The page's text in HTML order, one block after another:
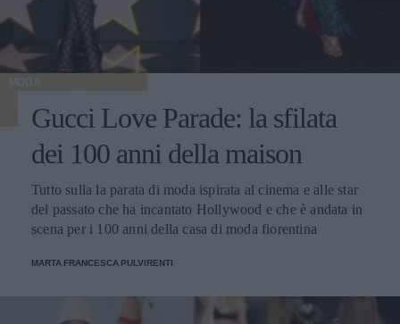
MODA
Gucci Love Parade: la sfilata
dei 100 anni della maison
Tutto sulla la parata di moda ispirata al cinema e alle star
del passato che ha incantato Hollywood e che è andata in
scena per i 100 anni della casa di moda fiorentina
MARTA FRANCESCA PULVIRENTI